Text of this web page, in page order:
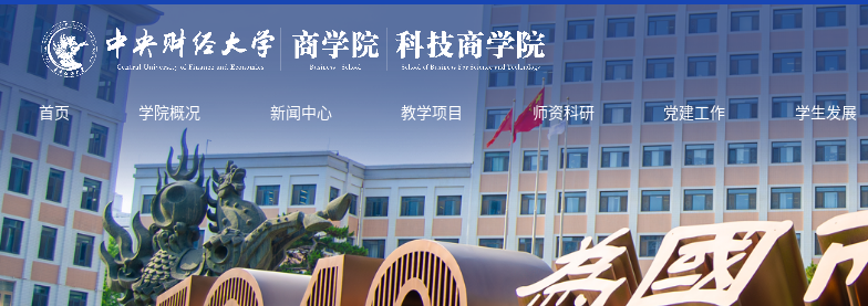
首页 学院概况 新闻中心 教学项目 师资科研 党建工作 学生发展